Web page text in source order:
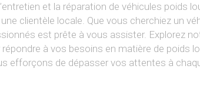
et la réparation de véhicules poids
clientèle locale. Que vous cherchiez un
est prête à vous assister. Explorez
à vos besoins en matière de poids
efforçons de dépasser vos attentes à